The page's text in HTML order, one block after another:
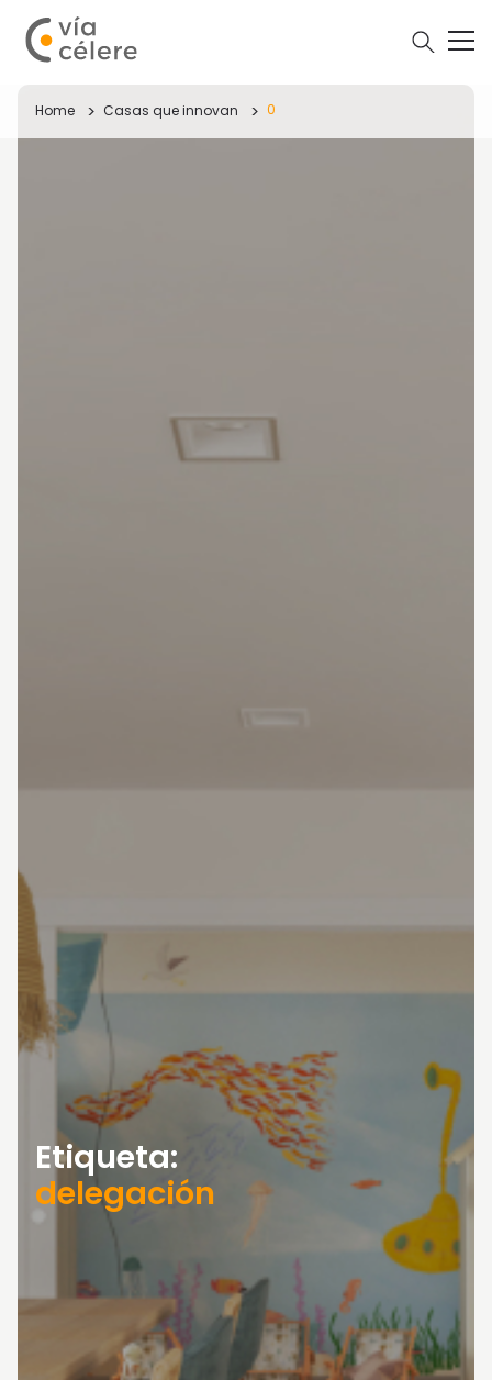
Home Casas que innovan 0
Etiqueta:
delegación